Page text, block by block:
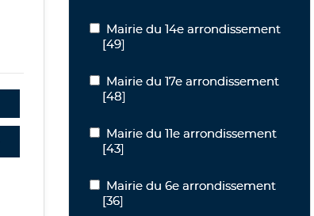
Mairie du 14e arrondissement
Mairie du 14e arrondissement
[49]
Mairie du 17e arrondissement
Mairie du 17e arrondissement
[48]
Mairie du 11e arrondissement
Mairie du 11e arrondissement
[43]
Mairie du 6e arrondissement
Mairie du 6e arrondissement
[36]